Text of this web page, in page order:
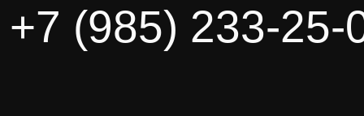
+7 (985) 233-25-